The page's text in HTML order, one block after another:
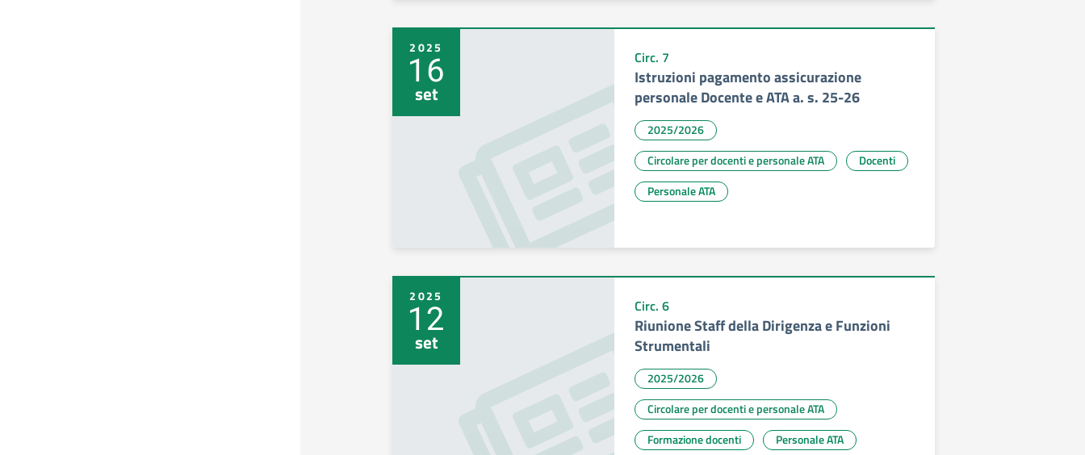
2025
16
set
Circ. 7
Istruzioni pagamento assicurazione
personale Docente e ATA a. s. 25-26
2025/2026
Circolare per docenti e personale ATA
Docenti
Personale ATA
2025
12
set
Circ. 6
Riunione Staff della Dirigenza e Funzioni
Strumentali
2025/2026
Circolare per docenti e personale ATA
Formazione docenti
Personale ATA